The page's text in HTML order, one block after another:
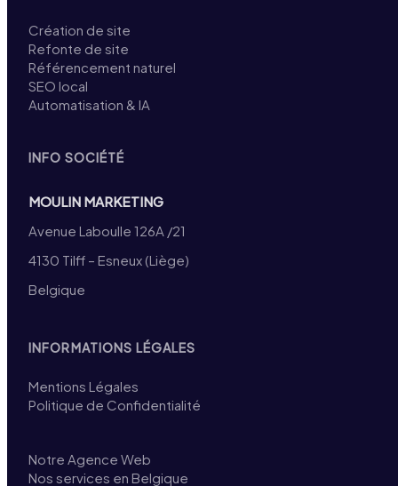
Création de site
Refonte de site
Référencement naturel
SEO local
Automatisation & IA
INFO SOCIÉTÉ
MOULIN MARKETING
Avenue Laboulle 126A /21
4130 Tilff – Esneux (Liège)
Belgique
INFORMATIONS LÉGALES
Mentions Légales
Politique de Confidentialité
Notre Agence Web
Nos services en Belgique